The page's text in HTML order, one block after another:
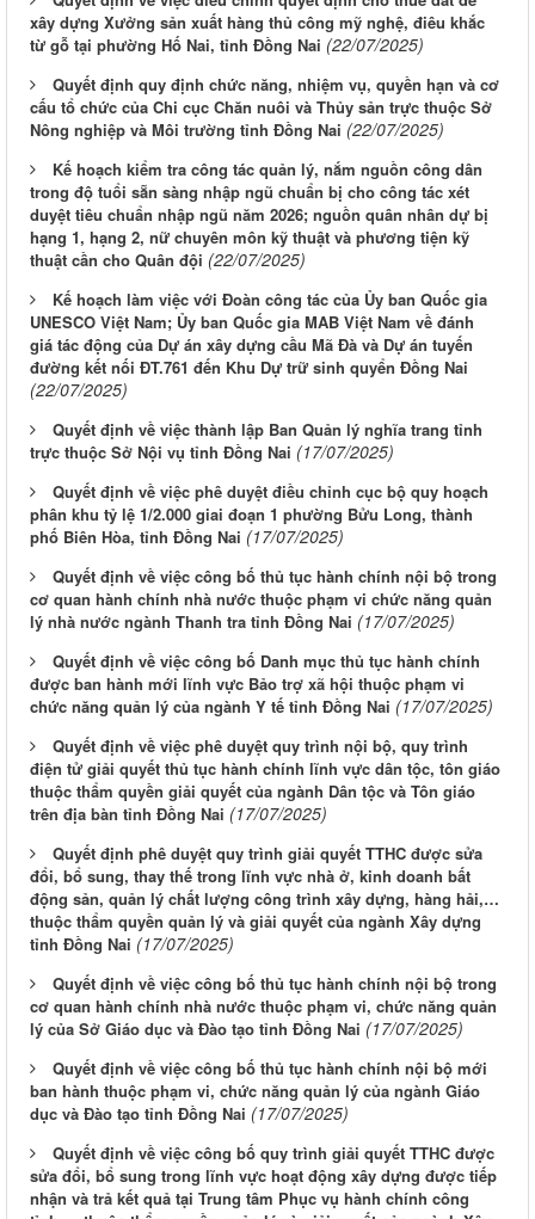
xây dựng Xưởng sản xuất hàng thủ công mỹ nghệ, điêu khắc
từ gỗ tại phường Hố Nai, tỉnh Đồng Nai (22/07/2025)
Quyết định quy định chức năng, nhiệm vụ, quyền hạn và cơ
cấu tổ chức của Chi cục Chăn nuôi và Thủy sản trực thuộc Sở
Nông nghiệp và Môi trường tỉnh Đồng Nai (22/07/2025)
Kế hoạch kiểm tra công tác quản lý, nắm nguồn công dân
trong độ tuổi sẵn sàng nhập ngũ chuẩn bị cho công tác xét
duyệt tiêu chuẩn nhập ngũ năm 2026; nguồn quân nhân dự bị
hạng 1, hạng 2, nữ chuyên môn kỹ thuật và phương tiện kỹ
thuật cần cho Quân đội (22/07/2025)
Kế hoạch làm việc với Đoàn công tác của Ủy ban Quốc gia
UNESCO Việt Nam; Ủy ban Quốc gia MAB Việt Nam về đánh
giá tác động của Dự án xây dựng cầu Mã Đà và Dự án tuyến
đường kết nối ĐT.761 đến Khu Dự trữ sinh quyển Đồng Nai
(22/07/2025)
Quyết định về việc thành lập Ban Quản lý nghĩa trang tỉnh
trực thuộc Sở Nội vụ tỉnh Đồng Nai (17/07/2025)
Quyết định về việc phê duyệt điều chỉnh cục bộ quy hoạch
phân khu tỷ lệ 1/2.000 giai đoạn 1 phường Bửu Long, thành
phố Biên Hòa, tỉnh Đồng Nai (17/07/2025)
Quyết định về việc công bố thủ tục hành chính nội bộ trong
cơ quan hành chính nhà nước thuộc phạm vi chức năng quản
lý nhà nước ngành Thanh tra tỉnh Đồng Nai (17/07/2025)
Quyết định về việc công bố Danh mục thủ tục hành chính
được ban hành mới lĩnh vực Bảo trợ xã hội thuộc phạm vi
chức năng quản lý của ngành Y tế tỉnh Đồng Nai (17/07/2025)
Quyết định về việc phê duyệt quy trình nội bộ, quy trình
điện tử giải quyết thủ tục hành chính lĩnh vực dân tộc, tôn giáo
thuộc thẩm quyền giải quyết của ngành Dân tộc và Tôn giáo
trên địa bàn tỉnh Đồng Nai (17/07/2025)
Quyết định phê duyệt quy trình giải quyết TTHC được sửa
đổi, bổ sung, thay thế trong lĩnh vực nhà ở, kinh doanh bất
động sản, quản lý chất lượng công trình xây dựng, hàng hải,…
thuộc thẩm quyền quản lý và giải quyết của ngành Xây dựng
tỉnh Đồng Nai (17/07/2025)
Quyết định về việc công bố thủ tục hành chính nội bộ trong
cơ quan hành chính nhà nước thuộc phạm vi, chức năng quản
lý của Sở Giáo dục và Đào tạo tỉnh Đồng Nai (17/07/2025)
Quyết định về việc công bố thủ tục hành chính nội bộ mới
ban hành thuộc phạm vi, chức năng quản lý của ngành Giáo
dục và Đào tạo tỉnh Đồng Nai (17/07/2025)
Quyết định về việc công bố quy trình giải quyết TTHC được
sửa đổi, bổ sung trong lĩnh vực hoạt động xây dựng được tiếp
nhận và trả kết quả tại Trung tâm Phục vụ hành chính công